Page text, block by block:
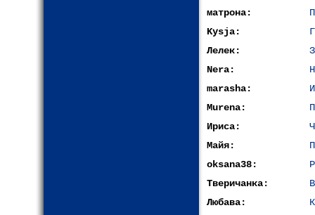
матрона:
Kysja:
Лелек:
Nera:
marasha:
Murena:
Ириса:
Майя:
oksana38:
Тверичанка:
Любава: